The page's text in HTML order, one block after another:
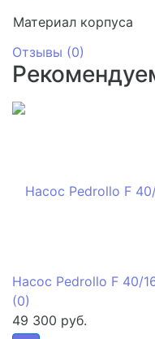
Материал корпуса
Отзывы (0)
Насос Pedrollo F 40/
(0)
49 300 руб.